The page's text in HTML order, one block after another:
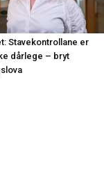
Stavekontrollane er
dårlege – bryt